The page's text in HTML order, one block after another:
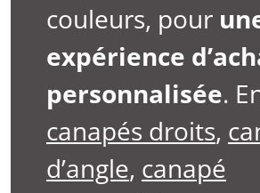
couleurs, pour
expérience
personnalisée.
canapés droits,
d’angle, canapé